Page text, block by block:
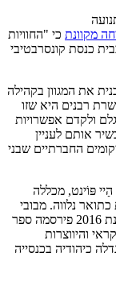
מקוונת כי "החוויות
כנסת קונסרבטיבי
את המגוון בקהילה
רבנים היא שזו
ולקדם אפשרויות
אותם לעניין
החברתיים שבני
הַיי פּוֹינט, מכללה
נלווה. מבובי
מחזיקה בדוקטורט בדתות מאוניברסיטת דיוק ובשנת 2016 פירסמה ספר
והיווצרות
כיהודיה בכנסייה